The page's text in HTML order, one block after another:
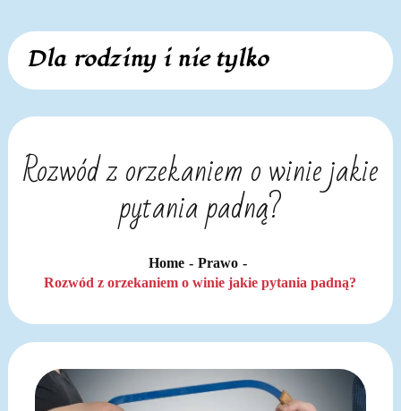
Skip
content
Dla rodziny i nie tylko
Rozwód z orzekaniem o winie jakie
pytania padną?
Home
Prawo
Rozwód z orzekaniem o winie jakie pytania padną?